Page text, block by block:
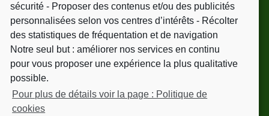
NEWSLETTER
Votre adresse de messagerie est uniquement
utilisée pour vous envoyer les mailings. Vous
désabonnement intégré dans les mailings.
Pour en savoir plus, consultez nos mentions
sécurité - Proposer des contenus et/ou des publicités
personnalisées selon vos centres d’intérêts - Récolter
des statistiques de fréquentation et de navigation
Notre seul but : améliorer nos services en continu
pour vous proposer une expérience la plus qualitative
possible.
Pour plus de détails voir la page : Politique de
cookies